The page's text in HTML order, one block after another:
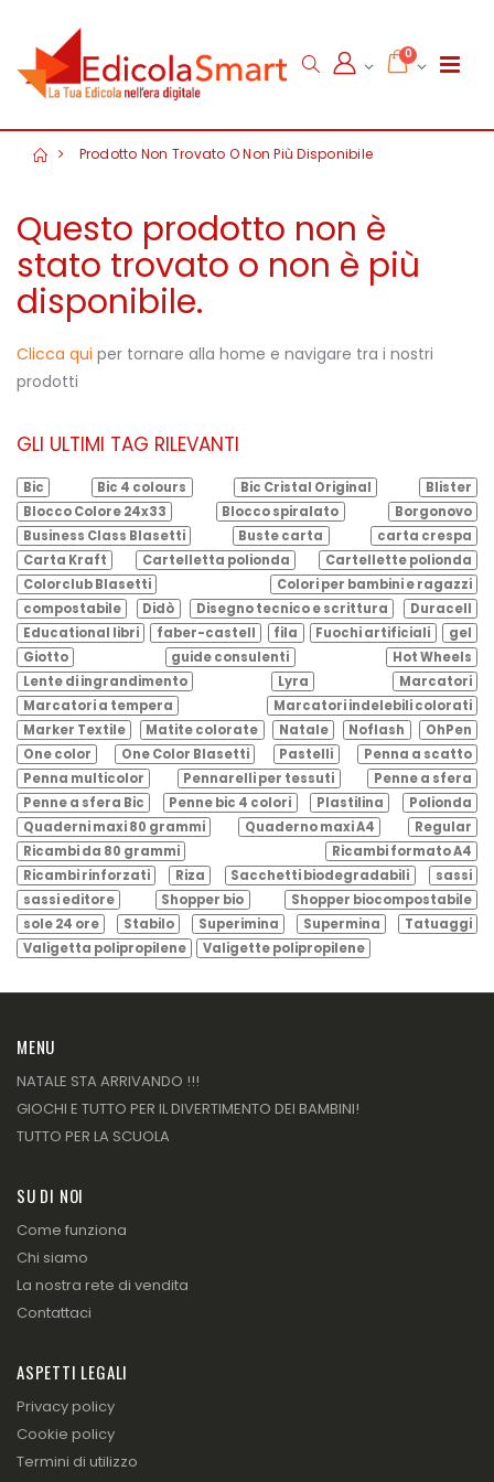
0
Prodotto Non Trovato O Non Più Disponibile
Questo prodotto non è
stato trovato o non è più
disponibile.
Clicca qui per tornare alla home e navigare tra i nostri
prodotti
GLI ULTIMI TAG RILEVANTI
Bic Bic 4 colours Bic Cristal Original
Blister
Blocco Colore 24x33
Blocco spiralato
Borgonovo
Business Class Blasetti
Buste carta
carta crespa
Carta Kraft
Cartelletta polionda
Cartellette polionda
Colorclub Blasetti
Colori per bambini e ragazzi
compostabile
Didò Disegno tecnico e scrittura
Duracell
Educational libri
faber-castell fila Fuochi artificiali
gel
Giotto
guide consulenti
Hot Wheels
Lente di ingrandimento
Lyra
Marcatori
Marcatori a tempera
Marcatori indelebili colorati
Marker Textile
Matite colorate Natale Noflash
OhPen
One color
One Color Blasetti Pastelli
Penna a scatto
Penna multicolor
Pennarelli per tessuti
Penne a sfera
Penne a sfera Bic
Penne bic 4 colori Plastilina
Polionda
Quaderni maxi 80 grammi
Quaderno maxi A4
Regular
Ricambi da 80 grammi
Ricambi formato A4
Ricambi rinforzati
Riza Sacchetti biodegradabili
sassi
sassi editore
Shopper bio
Shopper biocompostabile
sole 24 ore
Stabilo Superimina Supermina
Tatuaggi
Valigetta polipropilene
Valigette polipropilene
MENU
NATALE STA ARRIVANDO !!!
GIOCHI E TUTTO PER IL DIVERTIMENTO DEI BAMBINI!
TUTTO PER LA SCUOLA
SU DI NOI
Come funziona
Chi siamo
La nostra rete di vendita
Contattaci
ASPETTI LEGALI
Privacy policy
Cookie policy
Termini di utilizzo